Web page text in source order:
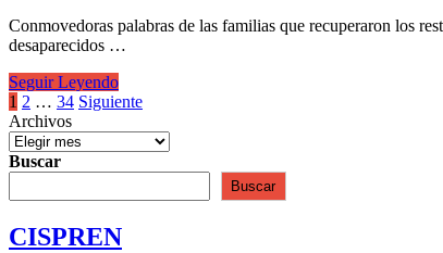
Conmovedoras palabras de las familias que recuperaron los
desaparecidos …
12
personas
dejaron
de
ser
desaparecidas
Seguir Leyendo
Paginación
de
entradas
1 2 … 34 Siguiente
Archivos
Buscar
Buscar
CISPREN